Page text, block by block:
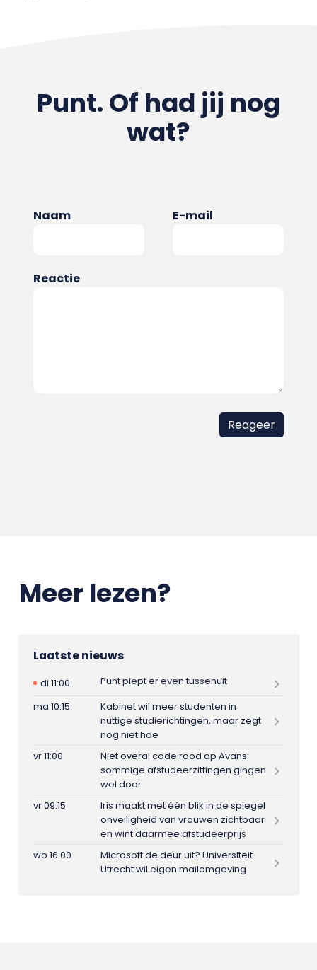
Punt. Of had jij nog
wat?
Naam E-mail
Reactie
Meer lezen?
Laatste nieuws
di 11:00
Punt piept er even tussenuit
ma 10:15
Kabinet wil meer studenten in
nuttige studierichtingen, maar zegt
nog niet hoe
vr 11:00
Niet overal code rood op Avans:
sommige afstudeerzittingen gingen
wel door
vr 09:15
Iris maakt met één blik in de spiegel
onveiligheid van vrouwen zichtbaar
en wint daarmee afstudeerprijs
wo 16:00
Microsoft de deur uit? Universiteit
Utrecht wil eigen mailomgeving